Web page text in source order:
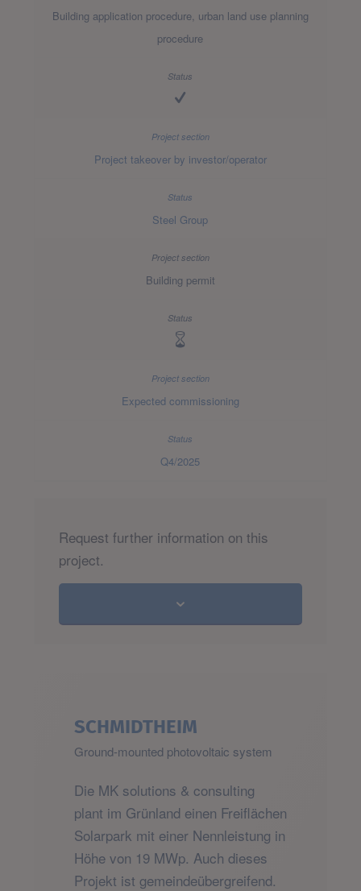
Building application procedure, urban land use planning
procedure
Project takeover by investor/operator
Steel Group
Building permit
Expected commissioning
Q4/2025
Request further information on this
project.
SCHMIDTHEIM
Ground-mounted photovoltaic system
Die MK solutions & consulting
plant im Grünland einen Freiflächen
Solarpark mit einer Nennleistung in
Höhe von 19 MWp. Auch dieses
Projekt ist gemeindeübergreifend.